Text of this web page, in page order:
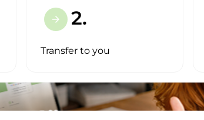
arrow_forward 2.
Transfer to you